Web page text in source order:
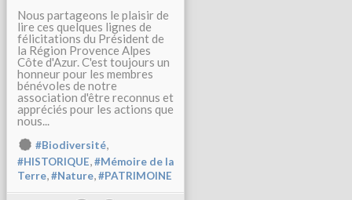
Nous partageons le plaisir de
lire ces quelques lignes de
félicitations du Président de
la Région Provence Alpes
Côte d'Azur. C'est toujours un
honneur pour les membres
bénévoles de notre
association d'être reconnus et
appréciés pour les actions que
nous...
#Biodiversité,
#HISTORIQUE,#Mémoire de la
Terre,#Nature,#PATRIMOINE